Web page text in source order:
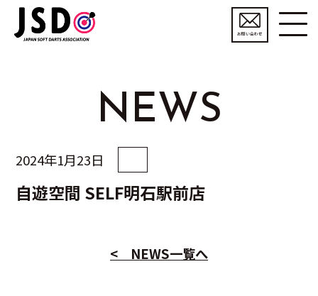
お問い合わせ
NEWS
2024年1月23日
自遊空間 SELF明石駅前店
< NEWS一覧へ